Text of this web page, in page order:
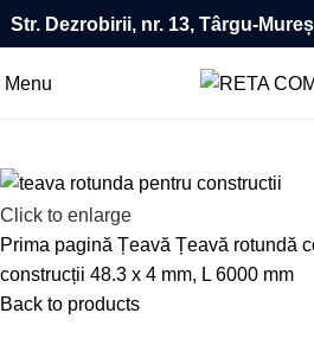
Str. Dezrobirii, nr. 13, Târgu-
Menu
Click to enlarge
Prima pagină Țeavă Țeavă rotundă
construcții 48.3 x 4 mm, L 6000 mm
Back to products